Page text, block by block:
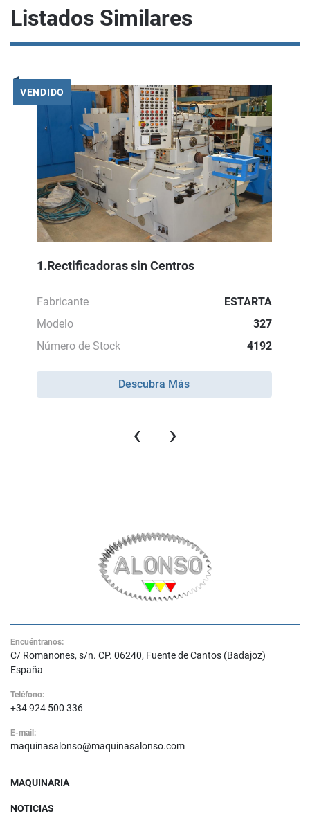
Listados Similares
VENDIDO
1.Rectificadoras sin Centros
Fabricante
ESTARTA
Modelo
327
Número de Stock
4192
Descubra Más
‹ ›
Encuéntranos:
C/ Romanones, s/n. CP. 06240, Fuente de Cantos (Badajoz)
España
Teléfono:
+34 924 500 336
E-mail:
maquinasalonso@maquinasalonso.com
MAQUINARIA
NOTICIAS